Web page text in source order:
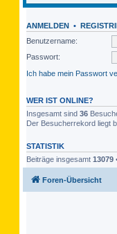
ANMELDEN •
Benutzername:
Passwort:
Ich habe mein Passwort
WER IST ONLINE?
Insgesamt sind 36
Der Besucherrekord liegt
STATISTIK
Beiträge insgesamt 13079
Foren-Übersicht